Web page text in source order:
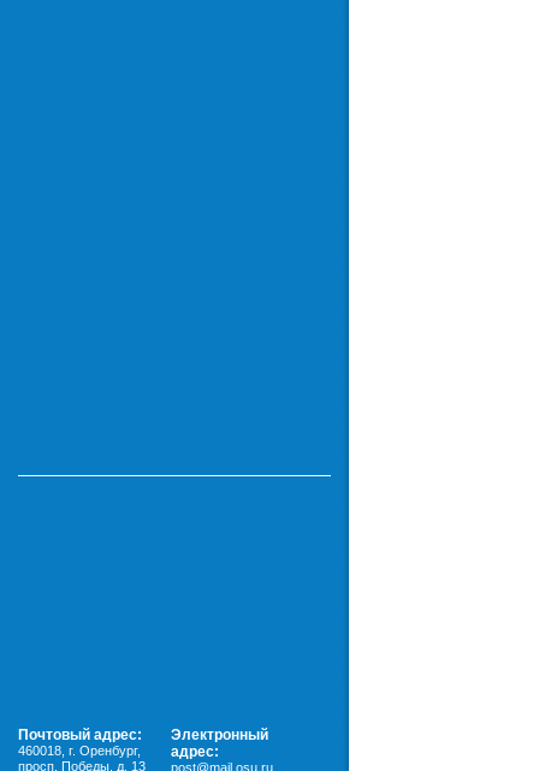
Почтовый адрес:
460018 г. Оренбург,
просп. Победы, д. 13
Электронный
адрес:
post@mail.osu.ru